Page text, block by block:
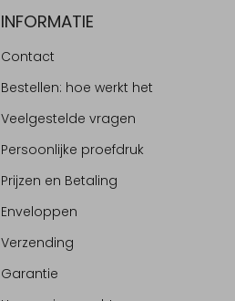
INFORMATIE
Contact
Bestellen: hoe werkt het
Veelgestelde vragen
Persoonlijke proefdruk
Prijzen en Betaling
Enveloppen
Verzending
Garantie